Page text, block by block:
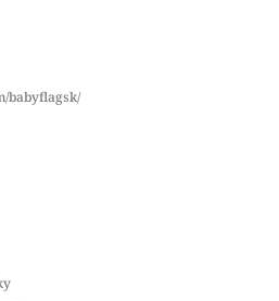
babyflagsk/